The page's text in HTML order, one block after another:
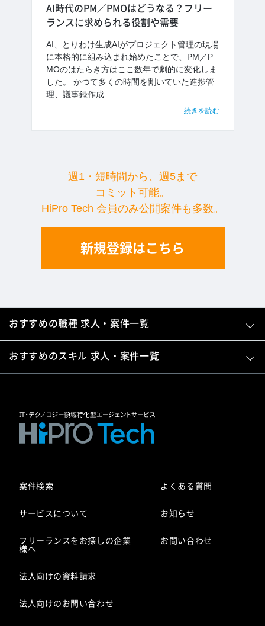
AI時代のPM／PMOはどうなる？フリー
ランスに求められる役割や需要
AI、とりわけ生成AIがプロジェクト管理の現場
に本格的に組み込まれ始めたことで、PM／P
MOのはたらき方はここ数年で劇的に変化しま
した。 かつて多くの時間を割いていた進捗管
理、議事録作成
続きを読む
週1・短時間から、週5まで
コミット可能。
HiPro Tech 会員のみ公開案件も多数。
新規登録はこちら
おすすめの職種 求人・案件一覧
おすすめのスキル 求人・案件一覧
案件検索
サービスについて
フリーランスをお探しの企業
様へ
法人向けの資料請求
法人向けのお問い合わせ
よくある質問
お知らせ
お問い合わせ